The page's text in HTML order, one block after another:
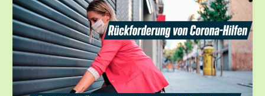
in
Sachsen
–
Impulse
vom
Podium
in